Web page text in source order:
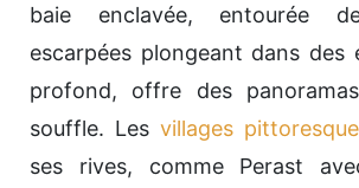
baie enclavée, entourée
escarpées plongeant dans des
profond, offre des
souffle. Les villages
ses rives, comme Perast